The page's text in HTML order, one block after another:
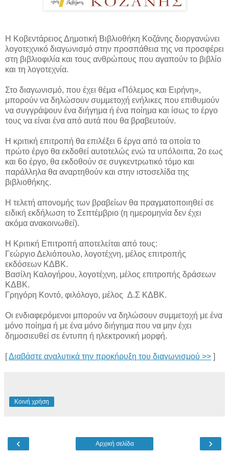
Η Κοβεντάρειος Δημοτική Βιβλιοθήκη Κοζάνης διοργανώνει
λογοτεχνικό διαγωνισμό στην προσπάθεια της να προσφέρει
στη βιβλιοφιλία και τους ανθρώπους που αγαπούν το βιβλίο
και τη λογοτεχνία.
Στο διαγωνισμό, που έχει θέμα «Πόλεμος και Ειρήνη»,
μπορούν να δηλώσουν συμμετοχή ενήλικες που επιθυμούν
να συγγράψουν ένα διήγημα ή ένα ποίημα και ίσως το έργο
τους να είναι ένα από αυτά που θα βραβευτούν.
Η κριτική επιτροπή θα επιλέξει 6 έργα από τα οποία το
πρώτο έργο θα εκδοθεί αυτοτελώς ενώ τα υπόλοιπα, 2ο εως
και 6ο έργο, θα εκδοθούν σε συγκεντρωτικό τόμο και
παράλληλα θα αναρτηθούν και στην ιστοσελίδα της
βιβλιοθήκης.
H τελετή απονομής των βραβείων θα πραγματοποιηθεί σε
ειδική εκδήλωση το Σεπτέμβριο (η ημερομηνία δεν έχει
ακόμα ανακοινωθεί).
Η Κριτική Επιτροπή αποτελείται από τους:
Γεώργιο Δελιόπουλο, λογοτέχνη, μέλος επιτροπής
εκδόσεων ΚΔΒΚ.
Βασίλη Καλογήρου, λογοτέχνη, μέλος επιτροπής δράσεων
ΚΔΒΚ.
Γρηγόρη Κοντό, φιλόλογο, μέλος Δ.Σ ΚΔΒΚ.
Οι ενδιαφερόμενοι μπορούν να δηλώσουν συμμετοχή με ένα
μόνο ποίημα ή με ένα μόνο διήγημα που να μην έχει
δημοσιευθεί σε έντυπη ή ηλεκτρονική μορφή.
[Διαβάστε αναλυτικά την προκήρυξη του διαγωνισμού >> ]
Κοινή χρήση
‹ ›
Αρχική σελίδα